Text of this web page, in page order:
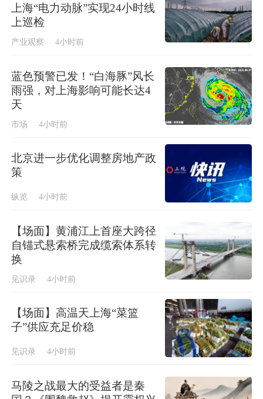
上海“电力动脉”实现24小时线
上巡检
产业观察 4小时前
蓝色预警已发！“白海豚”风长
雨强，对上海影响可能长达4
天
市场 4小时前
北京进一步优化调整房地产政
策
纵览 4小时前
【场面】黄浦江上首座大跨径
自锚式悬索桥完成缆索体系转
换
见识录 4小时前
【场面】高温天上海“菜篮
子”供应充足价稳
见识录 4小时前
马陵之战最大的受益者是秦